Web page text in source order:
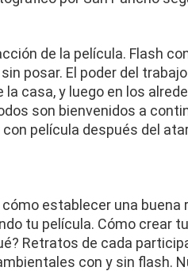
de la película. Flash
posar. El poder del
casa, y luego en los
son bienvenidos a
película después del
cómo establecer una
tu película. Cómo crear
Retratos de cada
con y sin flash.